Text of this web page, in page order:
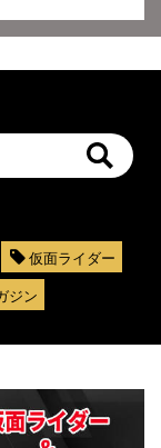
仮面ライダー
ジン